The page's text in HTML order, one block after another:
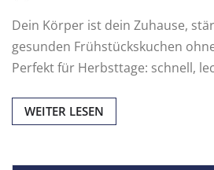
Dein Körper ist dein Zuhause,
gesunden Frühstückskuchen
Perfekt für Herbsttage: schnell,
WEITER LESEN